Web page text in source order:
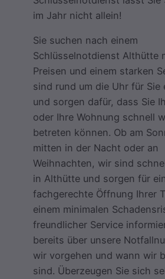
im Jahr nicht allein!
Sie suchen nach einem
Schlüsselnotdienst Althütte
Preisen und einem starken
sind rund um die Uhr für Sie
und sorgen dafür, dass Sie
oder Ihre Wohnung schnell
betreten können. Ob am
mitten in der Nacht oder an
Weihnachten, wir sind
in Althütte und sorgen für
fachgerechte Öffnung Ihrer
einem minimalen
freundlicher Service
bereits über unsere
wir vorgehen und wann wir
sind. Überzeugen Sie sich